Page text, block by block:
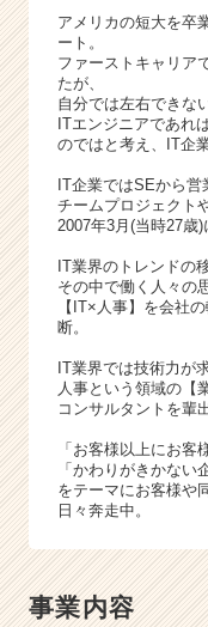
活
h
e
r
C
a
r
e
アメリカの短大を卒
ート。
ファーストキャリア
たが、
自分では左右できな
ITエンジニアであれ
のではと考え、IT企
IT企業ではSEから営
チームプロジェクト
2007年3月(当時27歳)
IT業界のトレンドの
その中で働く人々の
【IT×人事】を会社
断。
IT業界では技術力が
人事という領域の【
コンサルタントを輩
「お客様以上にお客
「かわりがきかない
をテーマにお客様や
日々奔走中。
事業内容